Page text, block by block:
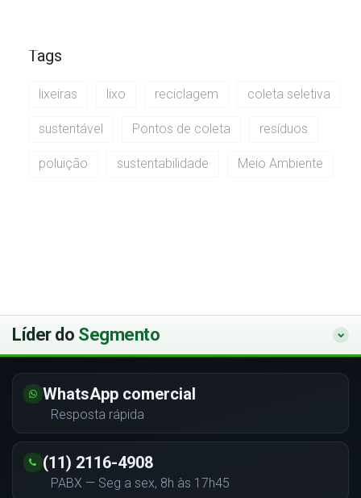
Tags
lixeiras lixo reciclagem coleta seletiva
sustentável Pontos de coleta resíduos
poluição sustentabilidade Meio Ambiente
Líder do Segmento
WhatsApp comercial
Resposta rápida
(11) 2116-4908
PABX — Seg a sex, 8h às 17h45